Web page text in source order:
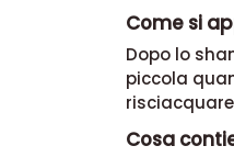
Come si
Dopo lo
piccola
Cosa